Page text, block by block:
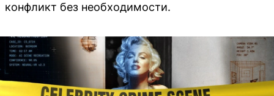
конфликт без необходимости.